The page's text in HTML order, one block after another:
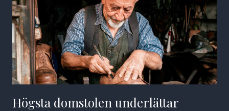
Högsta domstolen underlättar